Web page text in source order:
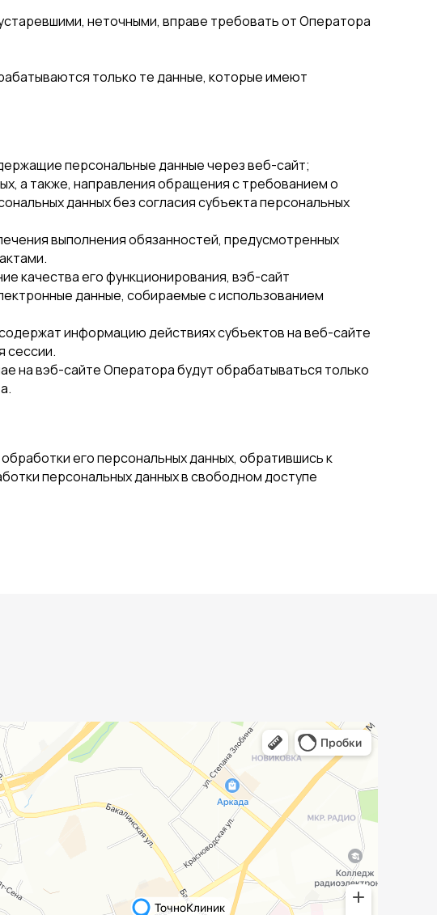
неточными, вправе требовать от Оператора
только те данные, которые имеют
персональные данные через веб-сайт;
а также, направления обращения с требованием о
данных без согласия субъекта персональных
выполнения обязанностей, предусмотренных
качества его функционирования, вэб-сайт
данные, собираемые с использованием
информацию действиях субъектов на веб-сайте
сессии.
на вэб-сайте Оператора будут обрабатываться только
его персональных данных, обратившись к
персональных данных в свободном доступе